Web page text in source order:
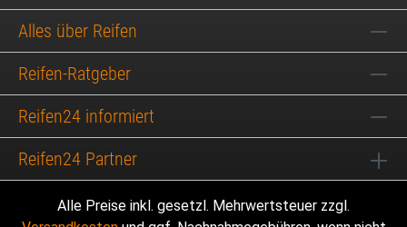
Alles über Reifen
Reifen-Ratgeber
Reifen24 informiert
Reifen24 Partner
Alle Preise inkl. gesetzl. Mehrwertsteuer zzgl.